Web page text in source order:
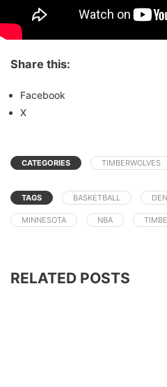
Share this:
Facebook
X
CATEGORIES TIMBERWOLVES
TAGS BASKETBALL
MINNESOTA NBA
RELATED POSTS